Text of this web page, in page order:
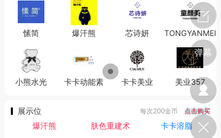
弹幕
愫简 爆汗熊 芯诗妍 TONGYANMEI
小熊水光 卡卡动能素 卡卡美业 美业357
展示位 每次200金币 点击购买
爆汗熊 肤色重建术
卡卡溶脂